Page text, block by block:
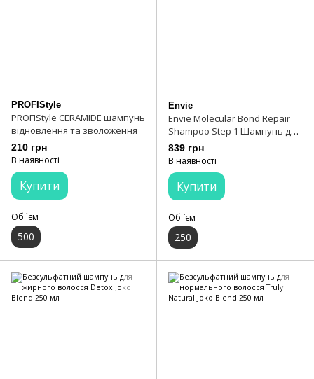
PROFIStyle
PROFIStyle CERAMIDE шампунь
відновлення та зволоження
210 грн
В наявності
Купити
Об `єм
500
Envie
Envie Molecular Bond Repair
Shampoo Step 1 Шампунь для
відновлення волосся
839 грн
В наявності
Купити
Об `єм
250